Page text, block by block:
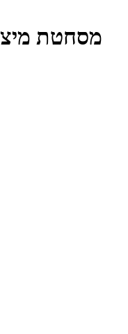
מסחטת